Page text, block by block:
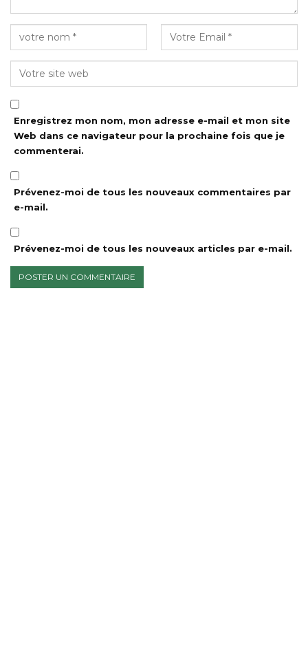
Enregistrez mon nom, mon adresse e-mail et mon site
Web dans ce navigateur pour la prochaine fois que je
commenterai.
Prévenez-moi de tous les nouveaux commentaires par
e-mail.
Prévenez-moi de tous les nouveaux articles par e-mail.